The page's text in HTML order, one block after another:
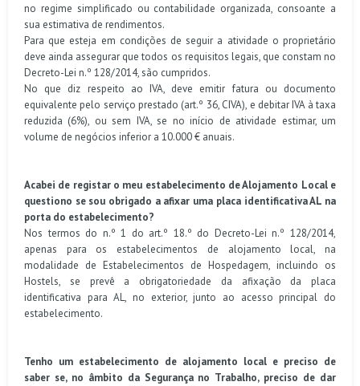
no regime simplificado ou contabilidade organizada, consoante a
sua estimativa de rendimentos.
Para que esteja em condições de seguir a atividade o proprietário
deve ainda assegurar que todos os requisitos legais, que constam no
Decreto-Lei n.º 128/2014, são cumpridos.
No que diz respeito ao IVA, deve emitir fatura ou documento
equivalente pelo serviço prestado (art.º 36, CIVA), e debitar IVA à taxa
reduzida (6%), ou sem IVA, se no início de atividade estimar, um
volume de negócios inferior a 10.000 € anuais.
Acabei de registar o meu estabelecimento de Alojamento Local e
questiono se sou obrigado a afixar uma placa identificativa AL na
porta do estabelecimento?
Nos termos do n.º 1 do art.º 18.º do Decreto-Lei n.º 128/2014,
apenas para os estabelecimentos de alojamento local, na
modalidade de Estabelecimentos de Hospedagem, incluindo os
Hostels, se prevê a obrigatoriedade da afixação da placa
identificativa para AL, no exterior, junto ao acesso principal do
estabelecimento.
Tenho um estabelecimento de alojamento local e preciso de
saber se, no âmbito da Segurança no Trabalho, preciso de dar